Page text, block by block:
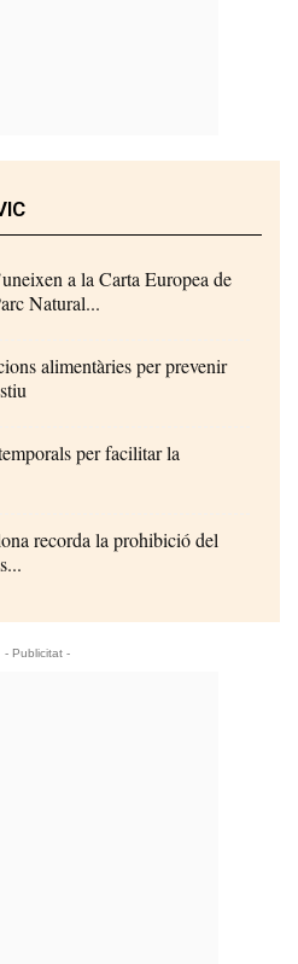
a la Carta Europea de
Natural...
alimentàries per prevenir
per facilitar la
recorda la prohibició del
- Publicitat -